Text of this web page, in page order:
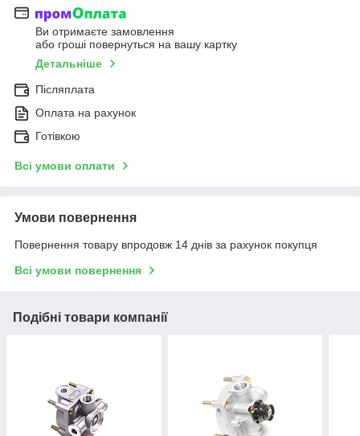
Ви отримаєте замовлення
або гроші повернуться на вашу картку
Детальніше
Післяплата
Оплата на рахунок
Готівкою
Всі умови оплати
Умови повернення
Повернення товару впродовж 14 днів за рахунок покупця
Всі умови повернення
Подібні товари компанії